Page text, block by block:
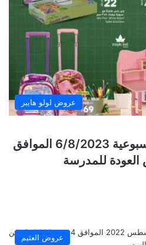
عروض لولو هايبر
عروض لولو الرياض الاسبوعية 6/8/2023 الموافق
عروض العثيم